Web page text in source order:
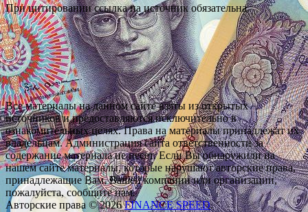
При цитировании ссылка на источник обязательна.
Все материалы на данном сайте взяты из открытых
источников и предоставляются исключительно в
ознакомительных целях. Права на материалы принадлежат их
владельцам. Администрация сайта ответственности за
содержание материала не несет. Если Вы обнаружили на
нашем сайте материалы, которые нарушают авторские права,
принадлежащие Вам, Вашей компании или организации,
пожалуйста, сообщите нам.
Авторские права © 2026FINANCE SPEED.